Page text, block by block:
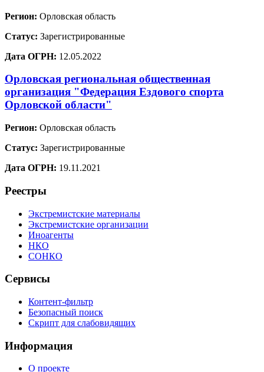
Регион: Орловская область
Статус: Зарегистрированные
Дата ОГРН: 12.05.2022
Орловская региональная общественная
организация "Федерация Ездового спорта
Орловской области"
Регион: Орловская область
Статус: Зарегистрированные
Дата ОГРН: 19.11.2021
Реестры
Экстремистские материалы
Экстремистские организации
Иноагенты
НКО
СОНКО
Сервисы
Контент-фильтр
Безопасный поиск
Скрипт для слабовидящих
Информация
О проекте